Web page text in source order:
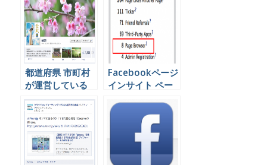
たった
Facebookページ
都道府県 市町村
が運営している
Facebookページ
一覧
Facebookページ
インサイト ペー